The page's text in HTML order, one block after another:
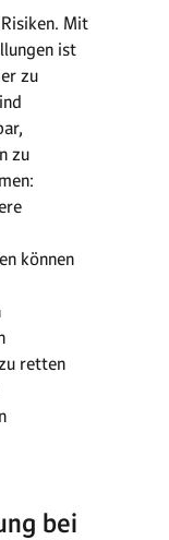
Mit
ist
zu
zu
können
retten
bei